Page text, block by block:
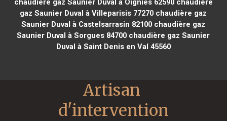
gaz Saunier Duval à Villeparisis 77270 chaudière gaz
Saunier Duval à Castelsarrasin 82100 chaudière gaz
Saunier Duval à Sorgues 84700 chaudière gaz Saunier
Duval à Saint Denis en Val 45560
Artisan
d'intervention